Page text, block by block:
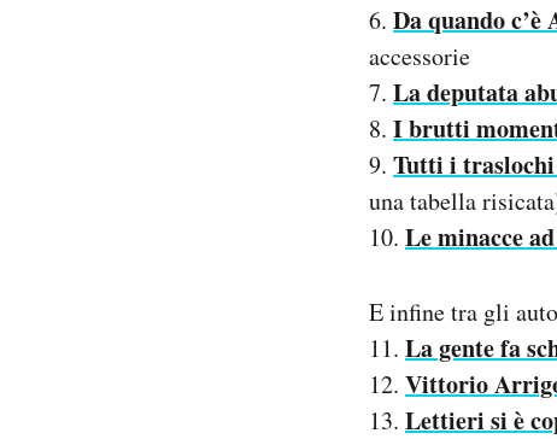
6. Da quando
accessorie
7. La deputata
8. I brutti
9. Tutti i
una tabella
10. Le minacce
E infine tra gli
11. La gente fa
12. Vittorio
13. Lettieri si è